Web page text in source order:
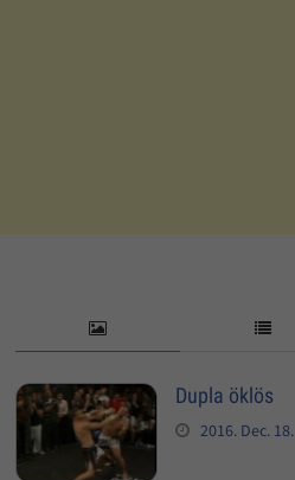
Dupla öklös
2016. Dec. 18.